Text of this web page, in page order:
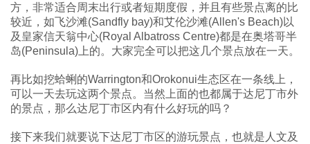
方，非常适合周末出行或者短期度假，并且有些景点离的比
较近，如飞沙滩(Sandfly bay)和艾伦沙滩(Allen's Beach)以
及皇家信天翁中心(Royal Albatross Centre)都是在奥塔哥半
岛(Peninsula)上的。大家完全可以把这几个景点放在一天。
再比如挖蛤蜊的Warrington和Orokonui生态区在一条线上，
可以一天去玩这两个景点。当然上面的也都属于达尼丁市外
的景点，那么达尼丁市区内有什么好玩的吗？
接下来我们就要说下达尼丁市区的游玩景点，也就是人文及